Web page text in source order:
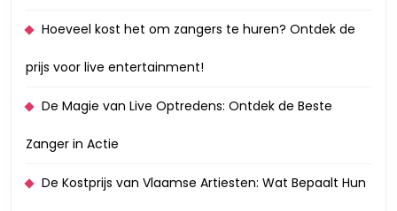
Hoeveel kost het om zangers te huren? Ontdek de
prijs voor live entertainment!
De Magie van Live Optredens: Ontdek de Beste
Zanger in Actie
De Kostprijs van Vlaamse Artiesten: Wat Bepaalt Hun